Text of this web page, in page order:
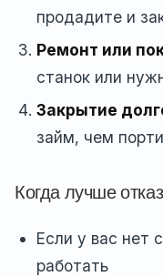
продадите и
Ремонт или
станок или
Закрытие
займ, чем
Когда лучше
Если у вас нет
работать